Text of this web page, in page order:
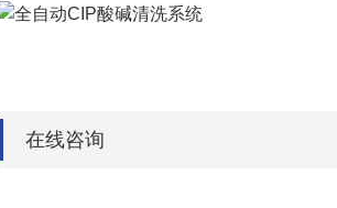
在线咨询